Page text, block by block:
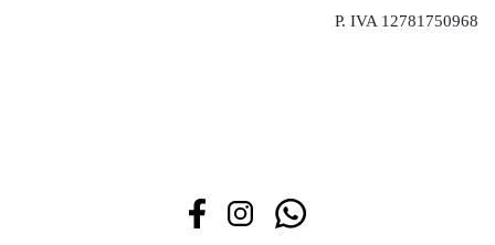
P. IVA 12781750968